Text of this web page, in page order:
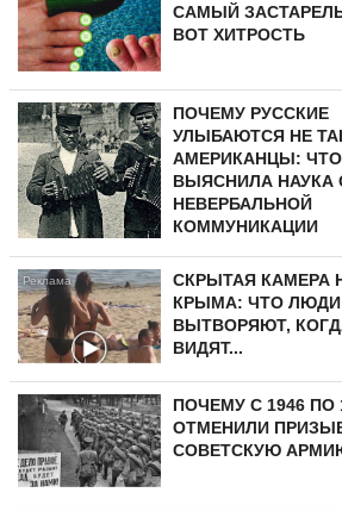
САМЫЙ
ВОТ ХИТРОСТЬ
ПОЧЕМУ РУССКИЕ
УЛЫБАЮТСЯ НЕ
АМЕРИКАНЦЫ: ЧТО
ВЫЯСНИЛА НАУКА
НЕВЕРБАЛЬНОЙ
КОММУНИКАЦИИ
СКРЫТАЯ КАМЕРА
КРЫМА: ЧТО ЛЮДИ
ВЫТВОРЯЮТ,
ВИДЯТ...
ПОЧЕМУ С 1946 ПО
ОТМЕНИЛИ
СОВЕТСКУЮ